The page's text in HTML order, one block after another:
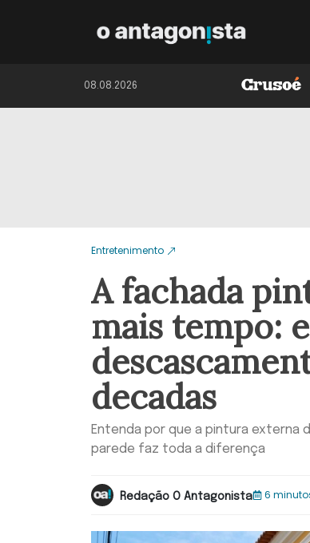
08.08.2026
Entretenimento
A fachada
mais tempo:
decadas
Entenda por que a pintura externa
parede faz toda a diferença
Redação O Antagonista 6